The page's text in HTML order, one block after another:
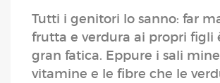
Tutti i genitori lo sanno: far
frutta e verdura ai propri figli
gran fatica. Eppure i sali
vitamine e le fibre che le